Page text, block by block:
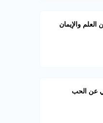
والإيمان
عن الحب